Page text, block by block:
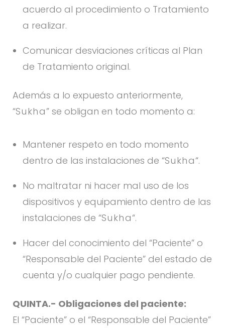
acuerdo al procedimiento o Tratamiento
a realizar.
Comunicar desviaciones críticas al Plan
de Tratamiento original.
Además a lo expuesto anteriormente,
“Sukha” se obligan en todo momento a:
Mantener respeto en todo momento
dentro de las instalaciones de “Sukha“.
No maltratar ni hacer mal uso de los
dispositivos y equipamiento dentro de las
instalaciones de “Sukha“.
Hacer del conocimiento del “Paciente” o
“Responsable del Paciente” del estado de
cuenta y/o cualquier pago pendiente.
QUINTA.- Obligaciones del paciente:
El “Paciente” o el “Responsable del Paciente”